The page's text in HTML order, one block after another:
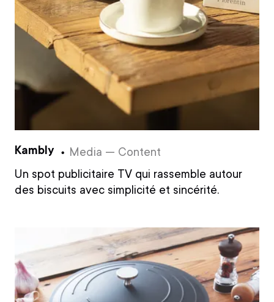
Kambly
Media — Content
Un spot publicitaire TV qui rassemble autour
des biscuits avec simplicité et sincérité.